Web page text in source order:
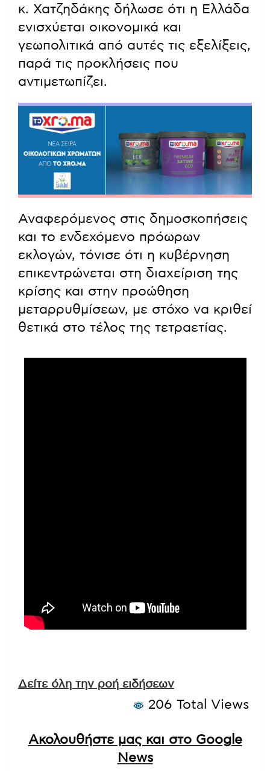
κ. Χατζηδάκης δήλωσε ότι η Ελλάδα
ενισχύεται οικονομικά και
γεωπολιτικά από αυτές τις εξελίξεις,
παρά τις προκλήσεις που
αντιμετωπίζει.
Αναφερόμενος στις δημοσκοπήσεις
και το ενδεχόμενο πρόωρων
εκλογών, τόνισε ότι η κυβέρνηση
επικεντρώνεται στη διαχείριση της
κρίσης και στην προώθηση
μεταρρυθμίσεων, με στόχο να κριθεί
θετικά στο τέλος της τετραετίας.
Δείτε όλη την ροή ειδήσεων
206 Total Views
Ακολουθήστε μας και στο Google
News